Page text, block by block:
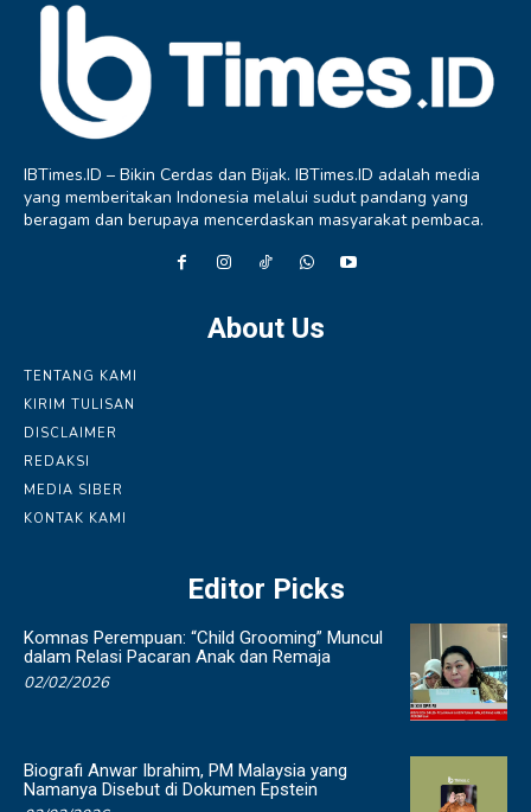
IBTimes.ID – Bikin Cerdas dan Bijak. IBTimes.ID adalah media
yang memberitakan Indonesia melalui sudut pandang yang
beragam dan berupaya mencerdaskan masyarakat pembaca.
About Us
TENTANG KAMI
KIRIM TULISAN
DISCLAIMER
REDAKSI
MEDIA SIBER
KONTAK KAMI
Editor Picks
Komnas Perempuan: “Child Grooming” Muncul
dalam Relasi Pacaran Anak dan Remaja
02/02/2026
Biografi Anwar Ibrahim, PM Malaysia yang
Namanya Disebut di Dokumen Epstein